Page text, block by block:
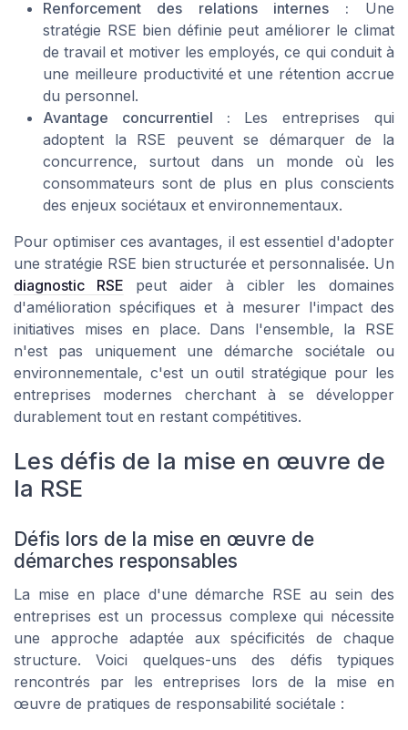
Renforcement des relations internes : Une
stratégie RSE bien définie peut améliorer le climat
de travail et motiver les employés, ce qui conduit à
une meilleure productivité et une rétention accrue
du personnel.
Avantage concurrentiel : Les entreprises qui
adoptent la RSE peuvent se démarquer de la
concurrence, surtout dans un monde où les
consommateurs sont de plus en plus conscients
des enjeux sociétaux et environnementaux.
Pour optimiser ces avantages, il est essentiel d'adopter
une stratégie RSE bien structurée et personnalisée. Un
diagnostic RSE peut aider à cibler les domaines
d'amélioration spécifiques et à mesurer l'impact des
initiatives mises en place. Dans l'ensemble, la RSE
n'est pas uniquement une démarche sociétale ou
environnementale, c'est un outil stratégique pour les
entreprises modernes cherchant à se développer
durablement tout en restant compétitives.
Les défis de la mise en œuvre de
la RSE
Défis lors de la mise en œuvre de
démarches responsables
La mise en place d'une démarche RSE au sein des
entreprises est un processus complexe qui nécessite
une approche adaptée aux spécificités de chaque
structure. Voici quelques-uns des défis typiques
rencontrés par les entreprises lors de la mise en
œuvre de pratiques de responsabilité sociétale :